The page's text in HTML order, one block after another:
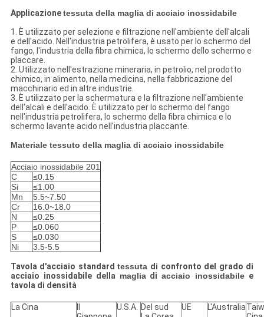
Applicazionetessuta della maglia di acciaio inossidabile
1. È utilizzato per selezione e filtrazione nell'ambiente dell'alcali
e dell'acido. Nell'industria petrolifera, è usato per lo schermo del
fango, l'industria della fibra chimica, lo schermo dello schermo e
placcare.
2. Utilizzato nell'estrazione mineraria, in petrolio, nel prodotto
chimico, in alimento, nella medicina, nella fabbricazione del
macchinario ed in altre industrie.
3. È utilizzato per la schermatura e la filtrazione nell'ambiente
dell'alcali e dell'acido. È utilizzato per lo schermo del fango
nell'industria petrolifera, lo schermo della fibra chimica e lo
schermo lavante acido nell'industria placcante.
Materiale tessuto della maglia di acciaio inossidabile
Acciaio inossidabile 201
C
≤0.15
Si
≤1.00
Mn
5.5~7.50
Cr
16.0~18.0
N
≤0.25
P
≤0.060
S
≤0.030
Ni
3.5-5.5
Tavola d'acciaio standard tessuta di confronto del grado di
acciaio inossidabile della maglia di acciaio inossidabile e
tavola di densità
La Cina U.S.A. Del sud
UE L'Australia